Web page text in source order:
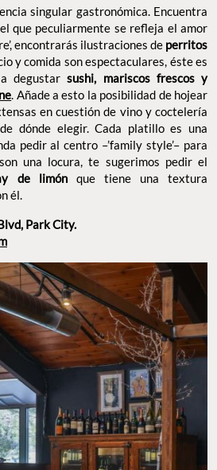
singular gastronómica. Encuentra
que peculiarmente se refleja el amor
encontrarás ilustraciones de perritos
y comida son espectaculares, éste es
degustarsushi, mariscos frescos y
. Añade a esto la posibilidad de hojear
en cuestión de vino y coctelería
dónde elegir. Cada platillo es una
pedir al centro –’family style’– para
una locura, te sugerimos pedir el
de limónque tiene una textura
él.
Park City.